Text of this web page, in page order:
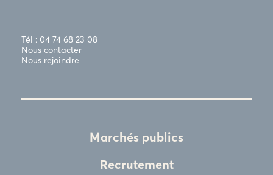
Tél : 04 74 68 23 08
Nous contacter
Nous rejoindre
Marchés publics
Recrutement